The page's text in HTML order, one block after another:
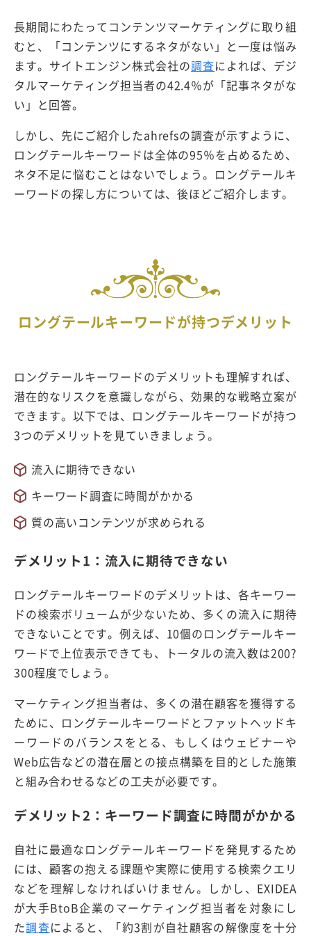
長期間にわたってコンテンツマーケティングに取り組
むと、「コンテンツにするネタがない」と一度は悩み
ます。サイトエンジン株式会社の調査によれば、デジ
タルマーケティング担当者の42.4％が「記事ネタがな
い」と回答。
しかし、先にご紹介したahrefsの調査が示すように、
ロングテールキーワードは全体の95％を占めるため、
ネタ不足に悩むことはないでしょう。ロングテールキ
ーワードの探し方については、後ほどご紹介します。
ロングテールキーワードが持つデメリット
ロングテールキーワードのデメリットも理解すれば、
潜在的なリスクを意識しながら、効果的な戦略立案が
できます。以下では、ロングテールキーワードが持つ
3つのデメリットを見ていきましょう。
流入に期待できない
キーワード調査に時間がかかる
質の高いコンテンツが求められる
デメリット1：流入に期待できない
ロングテールキーワードのデメリットは、各キーワー
ドの検索ボリュームが少ないため、多くの流入に期待
できないことです。例えば、10個のロングテールキー
ワードで上位表示できても、トータルの流入数は200?
300程度でしょう。
マーケティング担当者は、多くの潜在顧客を獲得する
ために、ロングテールキーワードとファットヘッドキ
ーワードのバランスをとる、もしくはウェビナーや
Web広告などの潜在層との接点構築を目的とした施策
と組み合わせるなどの工夫が必要です。
デメリット2：キーワード調査に時間がかかる
自社に最適なロングテールキーワードを発見するため
には、顧客の抱える課題や実際に使用する検索クエリ
などを理解しなければいけません。しかし、EXIDEA
が大手BtoB企業のマーケティング担当者を対象にし
た調査によると、「約3割が自社顧客の解像度を十分